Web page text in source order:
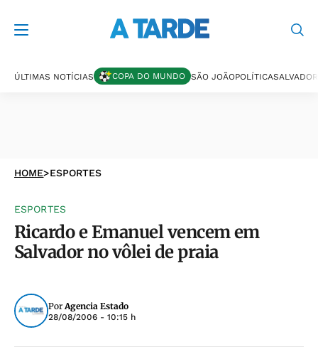
ÚLTIMAS NOTÍCIAS COPA DO MUNDO SÃO JOÃOPOLÍTICASALVADOR
HOME>ESPORTES
ESPORTES
Ricardo e Emanuel vencem em
Salvador no vôlei de praia
PorAgencia Estado
28/08/2006 - 10:15 h